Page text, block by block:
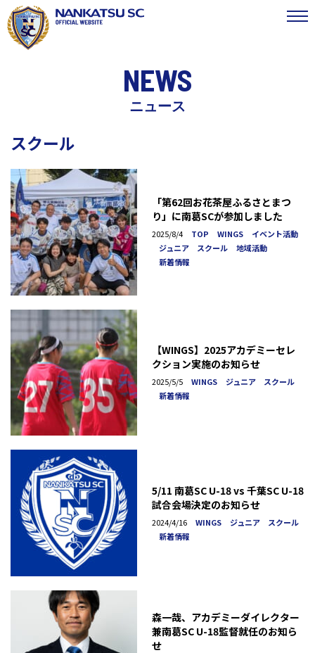
NEWS
ニュース
スクール
「第62回お花茶屋ふるさとまつ
り」に南葛SCが参加しました
2025/8/4 TOP WINGS
イベント活動
ジュニア スクール
地域活動
新着情報
【WINGS】2025アカデミーセレ
クション実施のお知らせ
2025/5/5 WINGS
ジュニア スクール
新着情報
5/11 南葛SC U-18 vs 千葉SC U-18
試合会場決定のお知らせ
2024/4/16 WINGS
ジュニア スクール
新着情報
森一哉、アカデミーダイレクター
兼南葛SC U-18監督就任のお知ら
せ